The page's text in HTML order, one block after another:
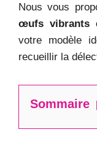
Nous vous
œufs vibrants
votre modèle
recueillir la
Sommaire